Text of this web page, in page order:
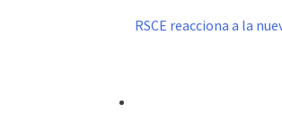
RSCE reacciona a la